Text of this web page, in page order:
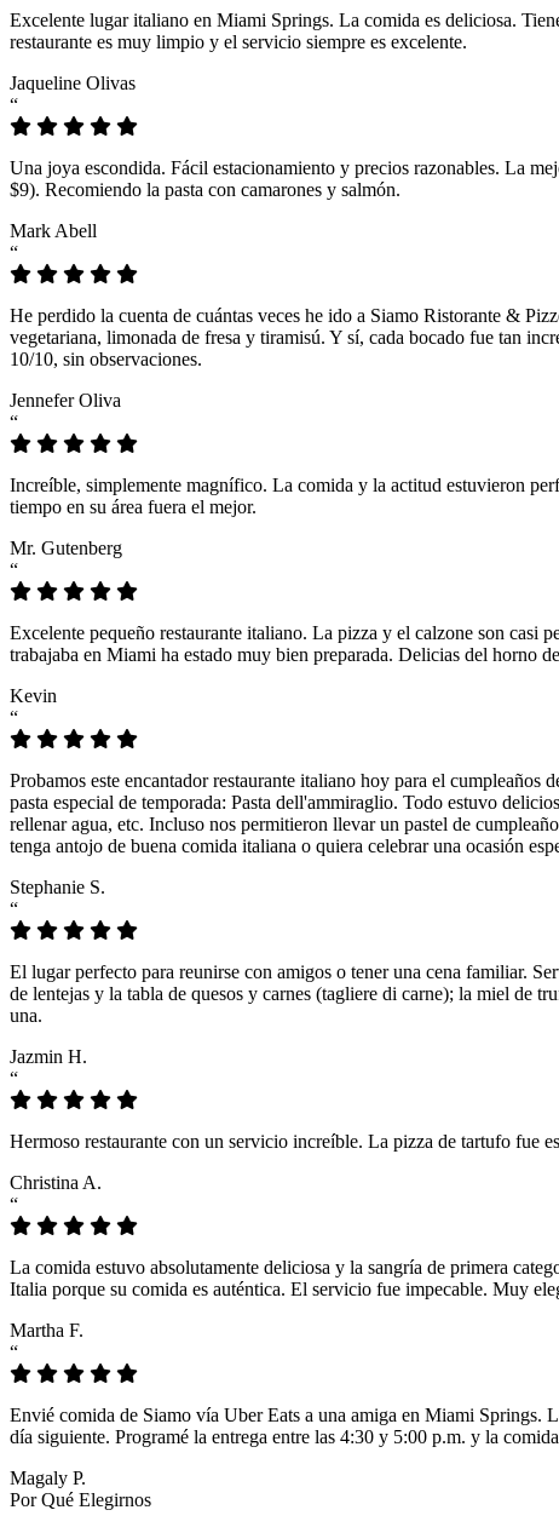
Excelente lugar italiano en Miami Springs. La comida es deliciosa.
restaurante es muy limpio y el servicio siempre es excelente.
Jaqueline Olivas
“
Una joya escondida. Fácil estacionamiento y precios razonables. La
$9). Recomiendo la pasta con camarones y salmón.
Mark Abell
“
He perdido la cuenta de cuántas veces he ido a Siamo Ristorante &
vegetariana, limonada de fresa y tiramisú. Y sí, cada bocado fue tan
10/10, sin observaciones.
Jennefer Oliva
“
Increíble, simplemente magnífico. La comida y la actitud estuvieron
tiempo en su área fuera el mejor.
Mr. Gutenberg
“
Excelente pequeño restaurante italiano. La pizza y el calzone son casi
trabajaba en Miami ha estado muy bien preparada. Delicias del horno
Kevin
“
Probamos este encantador restaurante italiano hoy para el
pasta especial de temporada: Pasta dell'ammiraglio. Todo estuvo
rellenar agua, etc. Incluso nos permitieron llevar un pastel de
tenga antojo de buena comida italiana o quiera celebrar una ocasión
Stephanie S.
“
El lugar perfecto para reunirse con amigos o tener una cena familiar.
de lentejas y la tabla de quesos y carnes (tagliere di carne); la miel de
una.
Jazmin H.
“
Hermoso restaurante con un servicio increíble. La pizza de tartufo fue
Christina A.
“
La comida estuvo absolutamente deliciosa y la sangría de primera
Italia porque su comida es auténtica. El servicio fue impecable. Muy
Martha F.
“
Envié comida de Siamo vía Uber Eats a una amiga en Miami Springs.
día siguiente. Programé la entrega entre las 4:30 y 5:00 p.m. y la
Magaly P.
Por Qué Elegirnos